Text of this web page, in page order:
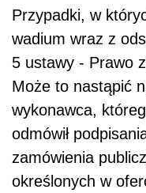
Przypadki, w
wadium wraz z
5 ustawy - Prawo
Może to nastąpić
wykonawca,
odmówił
zamówienia
określonych w